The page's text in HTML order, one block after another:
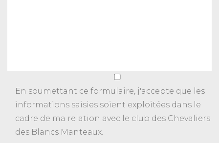
En soumettant ce formulaire, j'accepte que les
informations saisies soient exploitées dans le
cadre de ma relation avec le club des Chevaliers
des Blancs Manteaux.